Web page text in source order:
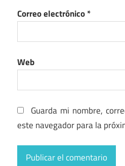
Correo electrónico*
Web
Guarda mi nombre,
este navegador para la